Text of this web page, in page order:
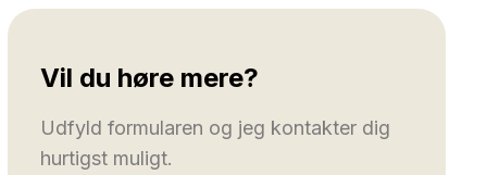
Vil du høre mere?
Udfyld formularen og jeg kontakter dig
hurtigst muligt.